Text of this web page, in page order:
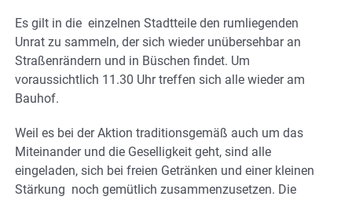
Es gilt in die einzelnen Stadtteile den rumliegenden
Unrat zu sammeln, der sich wieder unübersehbar an
Straßenrändern und in Büschen findet. Um
voraussichtlich 11.30 Uhr treffen sich alle wieder am
Bauhof.
Weil es bei der Aktion traditionsgemäß auch um das
Miteinander und die Geselligkeit geht, sind alle
eingeladen, sich bei freien Getränken und einer kleinen
Stärkung noch gemütlich zusammenzusetzen. Die